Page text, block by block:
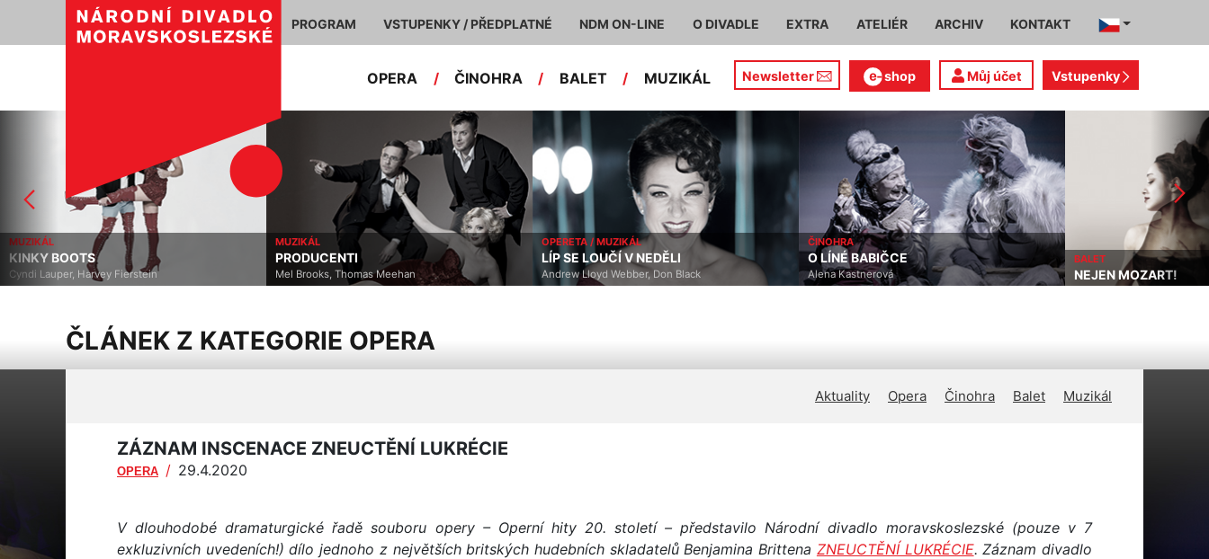
PROGRAM VSTUPENKY / PŘEDPLATNÉ NDM ON-LINE O DIVADLE EXTRA ATELIÉR ARCHIV KONTAKT
OPERA / ČINOHRA / BALET / MUZIKÁL Newsletter shop Můj účet Vstupenky
MUZIKÁL
KINKY BOOTS
Cyndi Lauper, Harvey Fierstein
MUZIKÁL
PRODUCENTI
Mel Brooks, Thomas Meehan
OPERETA / MUZIKÁL
LÍP SE LOUČÍ V NEDĚLI
Andrew Lloyd Webber, Don Black
ČINOHRA
O LÍNÉ BABIČCE
Alena Kastnerová
BALET
NEJEN MOZART!
ČLÁNEK Z KATEGORIE OPERA
Aktuality Opera Činohra Balet Muzikál
ZÁZNAM INSCENACE ZNEUCTĚNÍ LUKRÉCIE
OPERA / 29.4.2020
V dlouhodobé dramaturgické řadě souboru opery – Operní hity 20. století – představilo Národní divadlo moravskoslezské (pouze v 7
exkluzivních uvedeních!) dílo jednoho z největších britských hudebních skladatelů Benjamina Brittena ZNEUCTĚNÍ LUKRÉCIE. Záznam divadlo